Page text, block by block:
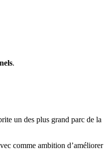
.
un des plus grand parc de la
comme ambition d’améliorer